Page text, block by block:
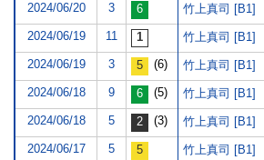
2024/06/20
3 竹上真司 [B1]
2024/06/19 11 竹上真司 [B1]
2024/06/19 3 (6) 竹上真司 [B1]
2024/06/18 9 (5) 竹上真司 [B1]
2024/06/18 5 (3) 竹上真司 [B1]
2024/06/17 5 竹上真司 [B1]